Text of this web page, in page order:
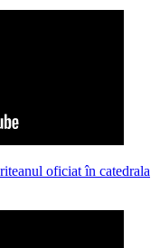
oficiat în catedrala